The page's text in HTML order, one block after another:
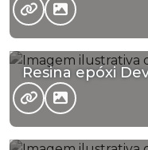
Resina epóxi